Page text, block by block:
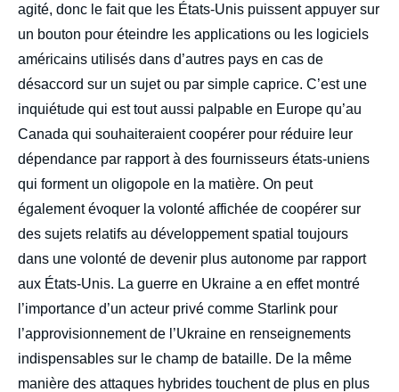
agité, donc le fait que les États-Unis puissent appuyer sur
un bouton pour éteindre les applications ou les logiciels
américains utilisés dans d’autres pays en cas de
désaccord sur un sujet ou par simple caprice. C’est une
inquiétude qui est tout aussi palpable en Europe qu’au
Canada qui souhaiteraient coopérer pour réduire leur
dépendance par rapport à des fournisseurs états-uniens
qui forment un oligopole en la matière. On peut
également évoquer la volonté affichée de coopérer sur
des sujets relatifs au développement spatial toujours
dans une volonté de devenir plus autonome par rapport
aux États-Unis. La guerre en Ukraine a en effet montré
l’importance d’un acteur privé comme Starlink pour
l’approvisionnement de l’Ukraine en renseignements
indispensables sur le champ de bataille. De la même
manière des attaques hybrides touchent de plus en plus